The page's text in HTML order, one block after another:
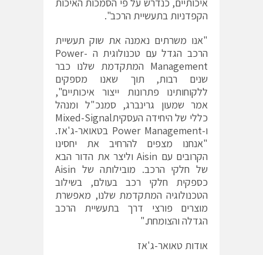
הקפדניות בתעשיית הרכב".
"אנו משרתים נאמנה את שוק תעשיית
הרכב הגדל עם טכנולוגית ה -Power
Management המתקדמת שלנו כבר
שנים רבות, תוך שאנו מספקים
ללקוחותינו פתרונות ייצור איכותיים",
אמר שמעון גרינברג, סמנכ"ל ומנהל
כללי של היחידה העסקיתMixed-Signal
ו-Power Management בטאואר-ג'אז.
"אנחנו מצפים להרחיב את יחסינו
הקרובים עם Aisin וליצר את הדור הבא
של חלקי הרכב. מובילותה של Aisin
כספקית חלקי רכב בעולם, בשילוב
הטכנולוגיה המתקדמת שלנו, מאפשרת
מוצרים פורצי דרך בתעשיית הרכב
הגדלה והצומחת."
אודות טאואר-ג'אז